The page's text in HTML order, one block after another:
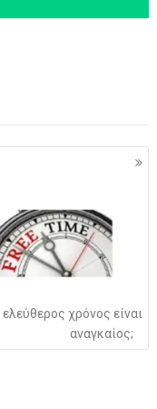
ελεύθερος χρόνος είναι
αναγκαίος;